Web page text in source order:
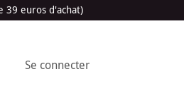
39 euros d'achat)
Se connecter